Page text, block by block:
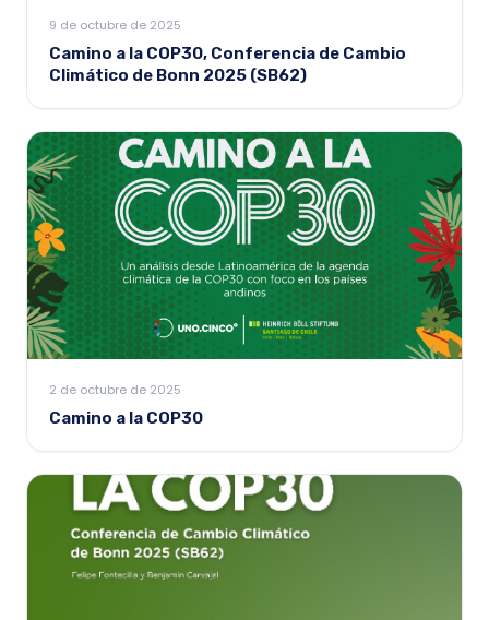
9 de octubre de 2025
Camino a la COP30, Conferencia de Cambio
Climático de Bonn 2025 (SB62)
2 de octubre de 2025
Camino a la COP30